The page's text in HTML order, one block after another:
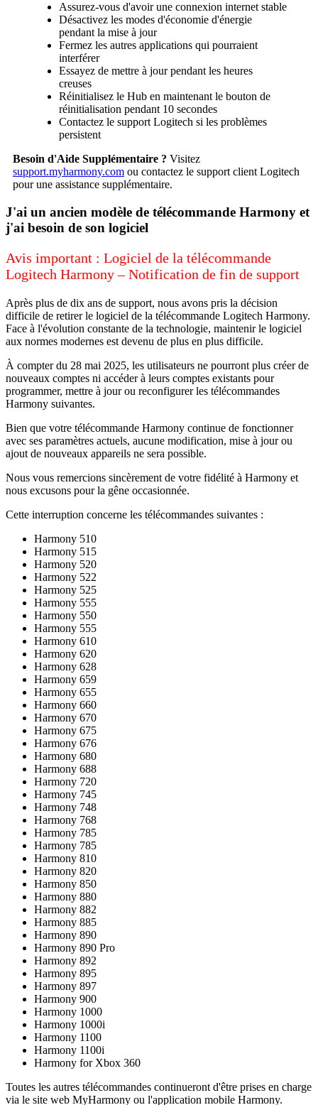
Assurez-vous d'avoir une connexion internet stable
Désactivez les modes d'économie d'énergie
pendant la mise à jour
Fermez les autres applications qui pourraient
interférer
Essayez de mettre à jour pendant les heures
creuses
Réinitialisez le Hub en maintenant le bouton de
réinitialisation pendant 10 secondes
Contactez le support Logitech si les problèmes
persistent
Besoin d'Aide Supplémentaire ? Visitez
support.myharmony.com ou contactez le support client Logitech
pour une assistance supplémentaire.
J'ai un ancien modèle de télécommande Harmony et
j'ai besoin de son logiciel
Avis important : Logiciel de la télécommande
Logitech Harmony – Notification de fin de support
Après plus de dix ans de support, nous avons pris la décision
difficile de retirer le logiciel de la télécommande Logitech Harmony.
Face à l'évolution constante de la technologie, maintenir le logiciel
aux normes modernes est devenu de plus en plus difficile.
À compter du 28 mai 2025, les utilisateurs ne pourront plus créer de
nouveaux comptes ni accéder à leurs comptes existants pour
programmer, mettre à jour ou reconfigurer les télécommandes
Harmony suivantes.
Bien que votre télécommande Harmony continue de fonctionner
avec ses paramètres actuels, aucune modification, mise à jour ou
ajout de nouveaux appareils ne sera possible.
Nous vous remercions sincèrement de votre fidélité à Harmony et
nous excusons pour la gêne occasionnée.
Cette interruption concerne les télécommandes suivantes :
Harmony 510
Harmony 515
Harmony 520
Harmony 522
Harmony 525
Harmony 555
Harmony 550
Harmony 555
Harmony 610
Harmony 620
Harmony 628
Harmony 659
Harmony 655
Harmony 660
Harmony 670
Harmony 675
Harmony 676
Harmony 680
Harmony 688
Harmony 720
Harmony 745
Harmony 748
Harmony 768
Harmony 785
Harmony 785
Harmony 810
Harmony 820
Harmony 850
Harmony 880
Harmony 882
Harmony 885
Harmony 890
Harmony 890 Pro
Harmony 892
Harmony 895
Harmony 897
Harmony 900
Harmony 1000
Harmony 1000i
Harmony 1100
Harmony 1100i
Harmony for Xbox 360
Toutes les autres télécommandes continueront d'être prises en charge
via le site web MyHarmony ou l'application mobile Harmony.